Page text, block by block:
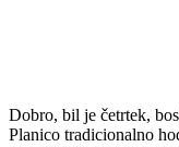
Dobro, bil je četrtek,
Planico tradicionalno